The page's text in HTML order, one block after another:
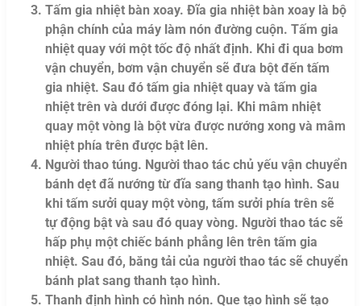
Tấm gia nhiệt bàn xoay. Đĩa gia nhiệt bàn xoay là bộ
phận chính của máy làm nón đường cuộn. Tấm gia
nhiệt quay với một tốc độ nhất định. Khi đi qua bơm
vận chuyển, bơm vận chuyển sẽ đưa bột đến tấm
gia nhiệt. Sau đó tấm gia nhiệt quay và tấm gia
nhiệt trên và dưới được đóng lại. Khi mâm nhiệt
quay một vòng là bột vừa được nướng xong và mâm
nhiệt phía trên được bật lên.
Người thao túng. Người thao tác chủ yếu vận chuyển
bánh dẹt đã nướng từ đĩa sang thanh tạo hình. Sau
khi tấm sưởi quay một vòng, tấm sưởi phía trên sẽ
tự động bật và sau đó quay vòng. Người thao tác sẽ
hấp phụ một chiếc bánh phẳng lên trên tấm gia
nhiệt. Sau đó, băng tải của người thao tác sẽ chuyển
bánh plat sang thanh tạo hình.
Thanh định hình có hình nón. Que tạo hình sẽ tạo